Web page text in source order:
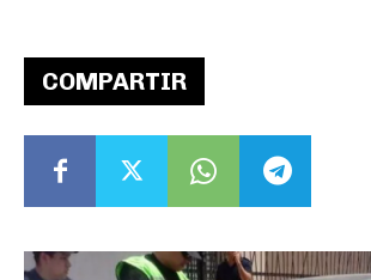
COMPARTIR